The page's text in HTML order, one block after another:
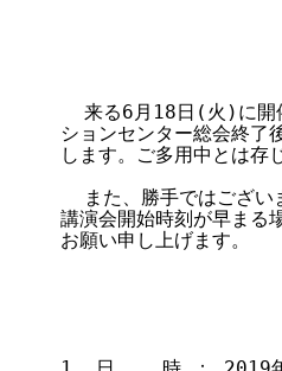
来る6月18日(火)に開
ションセンター総会終了
します。ご多用中とは存
また、勝手ではござい
講演会開始時刻が早まる
お願い申し上げます。